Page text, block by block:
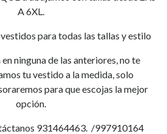
A 6XL.
para todas las tallas y estilo
ninguna de las anteriores, no te
tu vestido a la medida, solo
para que escojas la mejor
opción.
931464463. /997910164